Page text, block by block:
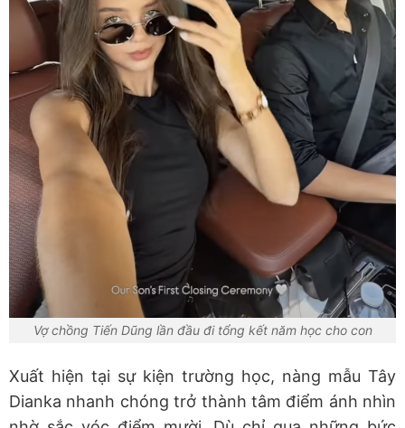
Vợ chồng Tiến Dũng lần đầu đi tổng kết năm học cho con
Xuất hiện tại sự kiện trường học, nàng mẫu Tây
Dianka nhanh chóng trở thành tâm điểm ánh nhìn